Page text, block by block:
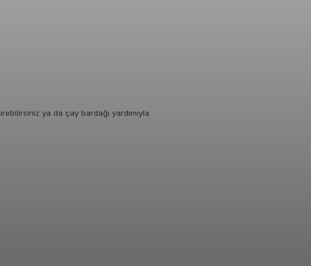
ya da çay bardağı yardımıyla